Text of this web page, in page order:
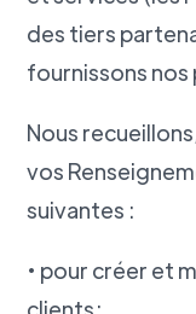
des tiers
fournissons
Nous
vos
suivantes :
• pour créer et